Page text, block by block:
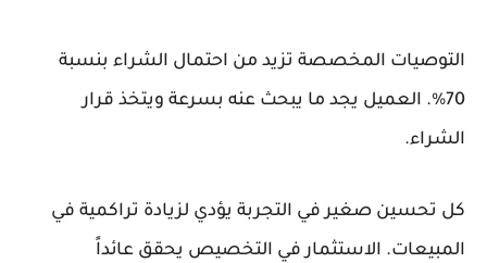
التوصيات المخصصة تزيد من احتمال الشراء بنسبة
70%. العميل يجد ما يبحث عنه بسرعة ويتخذ قرار
الشراء.
كل تحسين صغير في التجربة يؤدي لزيادة تراكمية في
المبيعات. الاستثمار في التخصيص يحقق عائداً